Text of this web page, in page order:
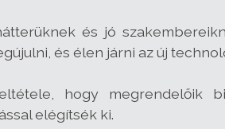
és jó
és élen járni az új
hogy megrendelőik
elégítsék ki.